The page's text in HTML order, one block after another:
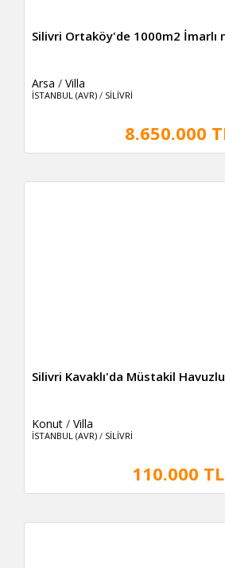
Silivri Ortaköy'de 1000m2 İmarlı
Arsa / Villa
İSTANBUL (AVR) / SİLİVRİ
8.650.000
Silivri Kavaklı'da Müstakil
Konut / Villa
İSTANBUL (AVR) / SİLİVRİ
110.000 TL